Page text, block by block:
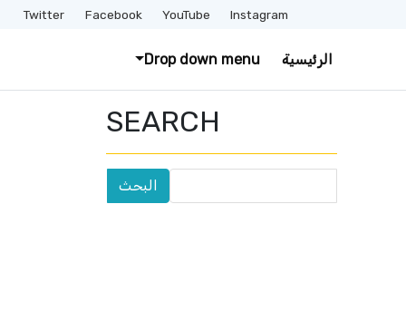
Instagram
YouTube
Facebook
Twitter
الرئيسية Drop down menu
SEARCH